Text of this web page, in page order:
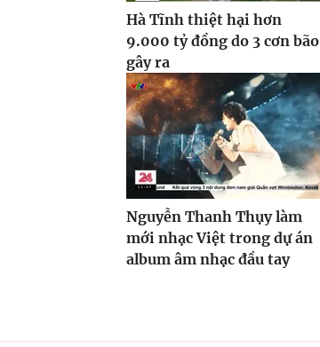
Hà Tĩnh thiệt hại hơn
9.000 tỷ đồng do 3 cơn bão
gây ra
Nguyễn Thanh Thụy làm
mới nhạc Việt trong dự án
album âm nhạc đầu tay